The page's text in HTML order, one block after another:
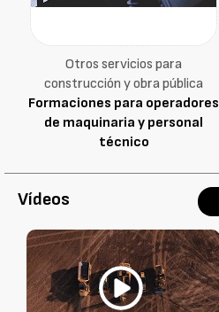
Otros servicios para
construcción y obra pública
Formaciones para operadores
de maquinaria y personal
técnico
Vídeos